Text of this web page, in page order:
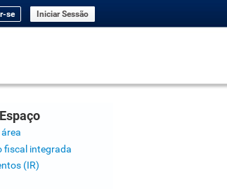
se Iniciar Sessão
fiscal integrada
(IR)